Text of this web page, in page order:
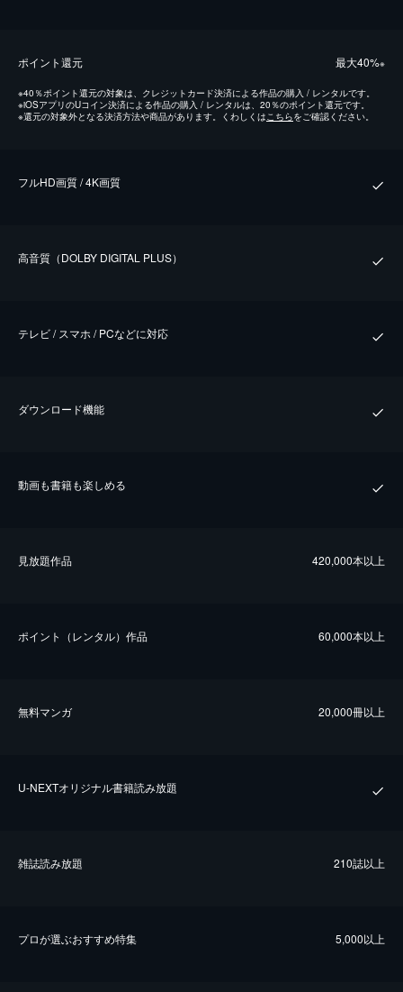
ポイント還元 最⼤40%※
※40％ポイント還元の対象は、クレジットカード決済による作品の購入 / レンタルです。
※iOSアプリのUコイン決済による作品の購入 / レンタルは、20％のポイント還元です。
※還元の対象外となる決済方法や商品があります。くわしくはこちらをご確認ください。
フルHD画質 / 4K画質
⾼⾳質（DOLBY DIGITAL PLUS）
テレビ / スマホ / PCなどに対応
ダウンロード機能
動画も書籍も楽しめる
⾒放題作品 420,000本以上
ポイント（レンタル）作品 60,000本以上
無料マンガ 20,000冊以上
U-NEXTオリジナル書籍読み放題
雑誌読み放題 210誌以上
プロが選ぶおすすめ特集 5,000以上